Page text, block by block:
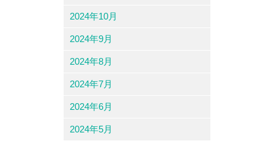
2024年10月
2024年9月
2024年8月
2024年7月
2024年6月
2024年5月